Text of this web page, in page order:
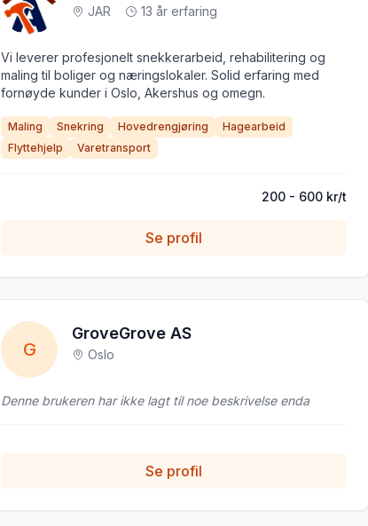
JAR 13 år erfaring
Vi leverer profesjonelt snekkerarbeid, rehabilitering og
maling til boliger og næringslokaler. Solid erfaring med
fornøyde kunder i Oslo, Akershus og omegn.
Maling Snekring Hovedrengjøring
Hagearbeid
Flyttehjelp
Varetransport
200 - 600 kr/t
Se profil
G
GroveGrove AS
Oslo
Denne brukeren har ikke lagt til noe beskrivelse enda
Se profil